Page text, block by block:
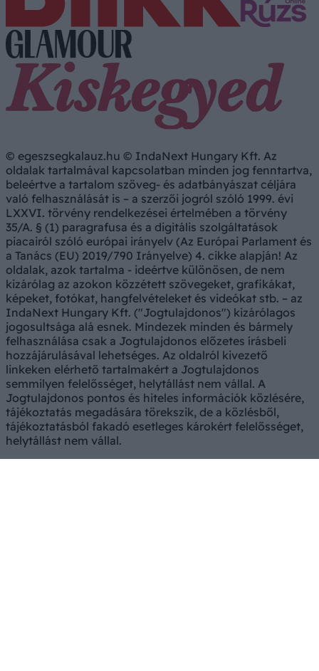
© egeszsegkalauz.hu © IndaNext Hungary Kft. Az
oldalak tartalmával kapcsolatban minden jog fenntartva,
beleértve a tartalom szöveg- és adatbányászat céljára
való felhasználását is – a szerzői jogról szóló 1999. évi
LXXVI. törvény rendelkezései értelmében a törvény
35/A. § (1) paragrafusa és a digitális szolgáltatások
piacairól szóló európai irányelv (Az Európai Parlament és
a Tanács (EU) 2019/790 Irányelve) 4. cikke alapján! Az
oldalak, azok tartalma - ideértve különösen, de nem
kizárólag az azokon közzétett szövegeket, grafikákat,
képeket, fotókat, hangfelvételeket és videókat stb. – az
IndaNext Hungary Kft. ("Jogtulajdonos") kizárólagos
jogosultsága alá esnek. Mindezek minden és bármely
felhasználása csak a Jogtulajdonos előzetes írásbeli
hozzájárulásával lehetséges. Az oldalról kivezető
linkeken elérhető tartalmakért a Jogtulajdonos
semmilyen felelősséget, helytállást nem vállal. A
Jogtulajdonos pontos és hiteles információk közlésére,
tájékoztatás megadására törekszik, de a közlésből,
tájékoztatásból fakadó esetleges károkért felelősséget,
helytállást nem vállal.